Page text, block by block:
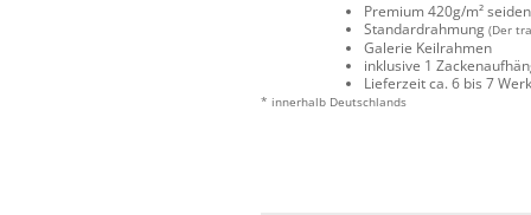
Premium 420g/m²
Standardrahmung (Der
Galerie Keilrahmen
inklusive 1
Lieferzeit ca. 6 bis 7
* innerhalb Deutschlands